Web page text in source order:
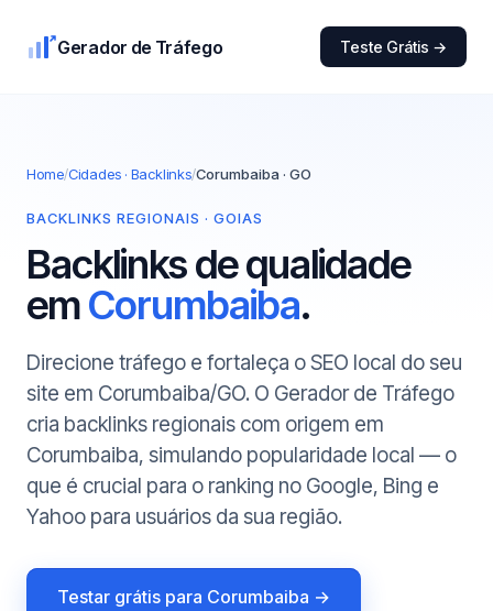
Gerador de Tráfego Teste Grátis →
Home/Cidades · Backlinks/Corumbaiba · GO
BACKLINKS REGIONAIS · GOIAS
Backlinks de qualidade
emCorumbaiba.
Direcione tráfego e fortaleça o SEO local do seu
site em Corumbaiba/GO. O Gerador de Tráfego
cria backlinks regionais com origem em
Corumbaiba, simulando popularidade local — o
que é crucial para o ranking no Google, Bing e
Yahoo para usuários da sua região.
Testar grátis para Corumbaiba →